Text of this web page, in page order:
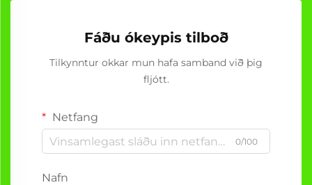
Fáðu ókeypis tilboð
Tilkynntur okkar mun hafa samband við þig
fljótt.
Netfang
0/100
Nafn